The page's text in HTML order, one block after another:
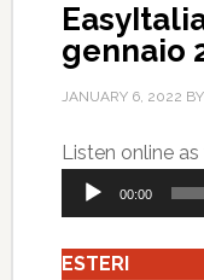
gennaio
JANUARY 6, 2022 BY
Listen online
00:00
ESTERI